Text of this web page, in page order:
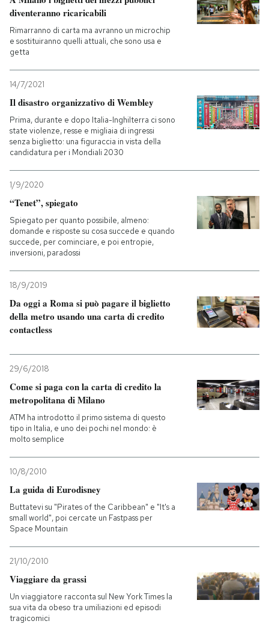
diventeranno ricaricabili
Rimarranno di carta ma avranno un microchip
e sostituiranno quelli attuali, che sono usa e
getta
14/7/2021
Il disastro organizzativo di Wembley
Prima, durante e dopo Italia-Inghilterra ci sono
state violenze, resse e migliaia di ingressi
senza biglietto: una figuraccia in vista della
candidatura per i Mondiali 2030
1/9/2020
“Tenet”, spiegato
Spiegato per quanto possibile, almeno:
domande e risposte su cosa succede e quando
succede, per cominciare, e poi entropie,
inversioni, paradossi
18/9/2019
Da oggi a Roma si può pagare il biglietto
della metro usando una carta di credito
contactless
29/6/2018
Come si paga con la carta di credito la
metropolitana di Milano
ATM ha introdotto il primo sistema di questo
tipo in Italia, e uno dei pochi nel mondo: è
molto semplice
10/8/2010
La guida di Eurodisney
Buttatevi su "Pirates of the Caribbean" e "It's a
small world", poi cercate un Fastpass per
Space Mountain
21/10/2010
Viaggiare da grassi
Un viaggiatore racconta sul New York Times la
sua vita da obeso tra umiliazioni ed episodi
tragicomici